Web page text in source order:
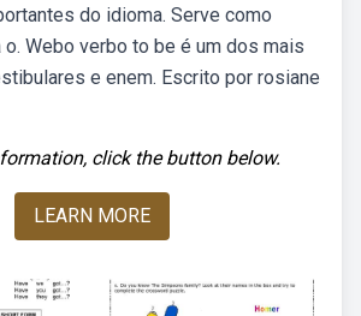
do idioma. Serve como
o. Webo verbo to be é um dos mais
e enem. Escrito por rosiane
click the button below.
LEARN MORE